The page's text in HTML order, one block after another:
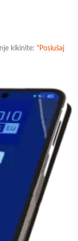
klkinite: "Poslušaj